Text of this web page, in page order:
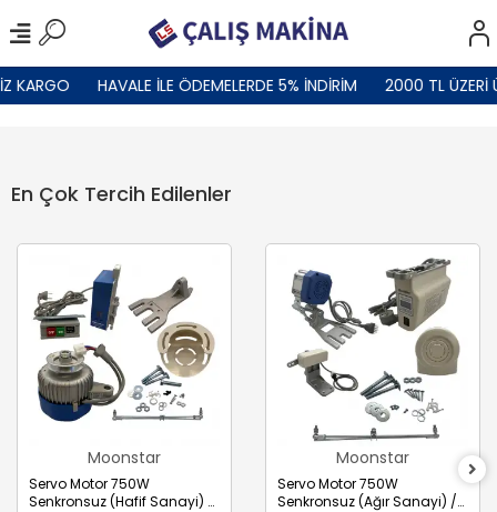
HAVALE İLE ÖDEMELERDE 5% İNDİRİM 2000 TL ÜZERİ
En Çok Tercih Edilenler
Moonstar
Servo Motor 750W
Senkronsuz (Hafif Sanayi) /
Moonstar
Servo Motor 750W
Senkronsuz (Ağır Sanayi) /